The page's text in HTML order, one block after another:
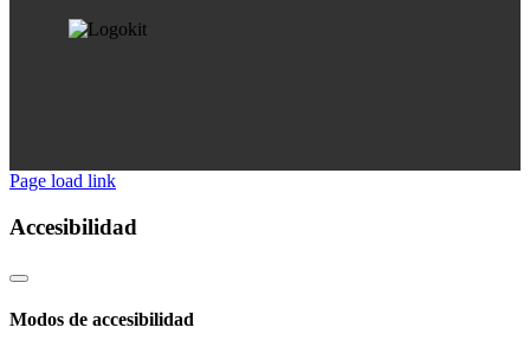
Page load link
Accesibilidad
Modos de accesibilidad